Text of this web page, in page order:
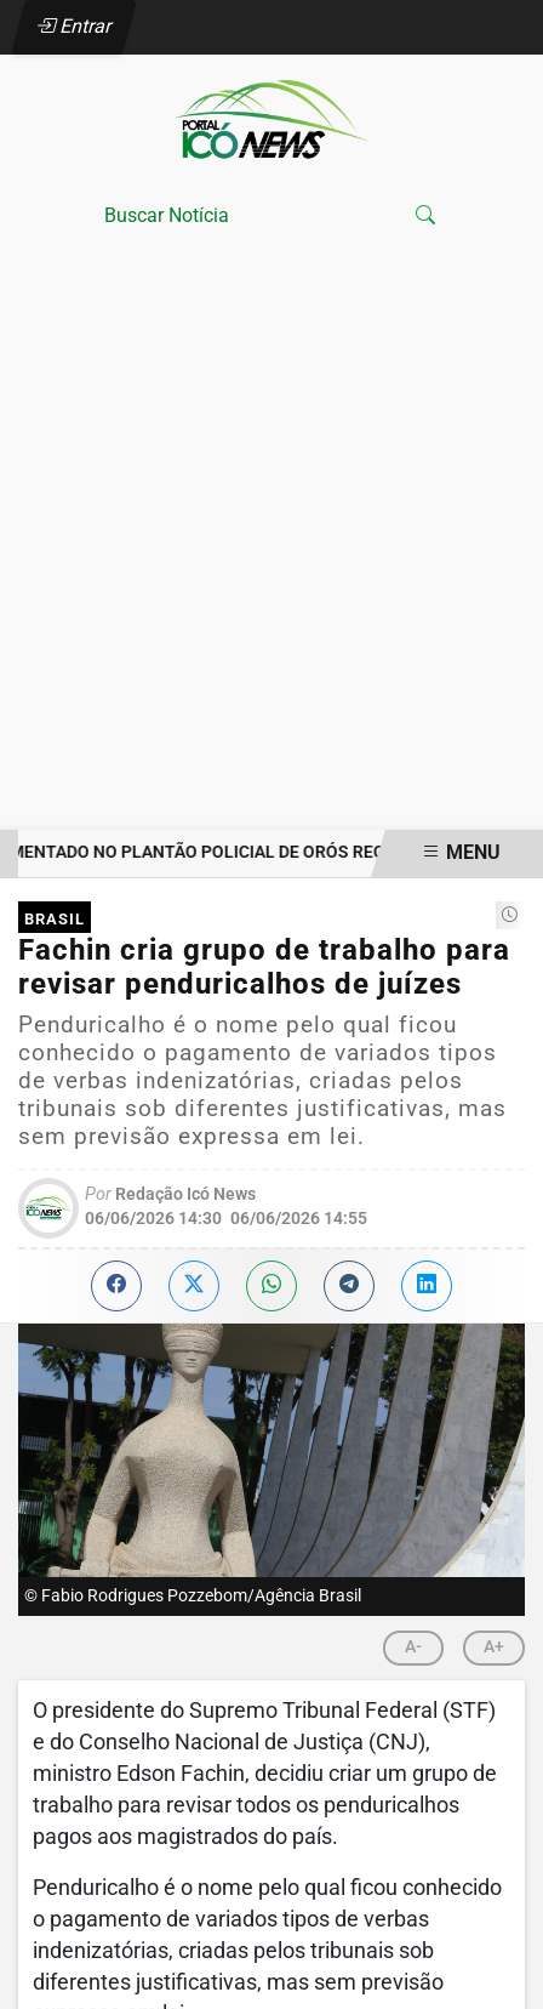
Entrar
NO PLANTÃO POLICIAL DE ORÓS REGISTRA
EM ALTA
MENU
BRASIL
Fachin cria grupo de trabalho para
revisar penduricalhos de juízes
Penduricalho é o nome pelo qual ficou
conhecido o pagamento de variados tipos
de verbas indenizatórias, criadas pelos
tribunais sob diferentes justificativas, mas
sem previsão expressa em lei.
Por Redação Icó News
06/06/2026 14:30 06/06/2026 14:55
© Fabio Rodrigues Pozzebom/Agência Brasil
A- A+
O presidente do Supremo Tribunal Federal (STF)
e do Conselho Nacional de Justiça (CNJ),
ministro Edson Fachin, decidiu criar um grupo de
trabalho para revisar todos os penduricalhos
pagos aos magistrados do país.
Penduricalho é o nome pelo qual ficou conhecido
o pagamento de variados tipos de verbas
indenizatórias, criadas pelos tribunais sob
diferentes justificativas, mas sem previsão